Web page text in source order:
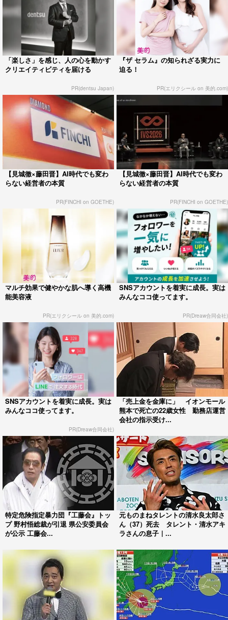
「楽しさ」を感じ、人の心を動かす
クリエイティビティを届ける
PR(dentsu Japan)
『ザ セラム』の知られざる実力に
迫る！
PR(エリクシール on 美的.com)
【見城徹×藤田晋】AI時代でも変わ
らない経営者の本質
PR(FINCHI on GOETHE)
【見城徹×藤田晋】AI時代でも変わ
らない経営者の本質
PR(FINCHI on GOETHE)
マルチ効果で健やかな肌へ導く高機
能美容液
PR(エリクシール on 美的.com)
SNSアカウントを着実に成長。実は
みんなココ使ってます。
PR(Dreaw合同会社)
SNSアカウントを着実に成長。実は
みんなココ使ってます。
PR(Dreaw合同会社)
「売上金を金庫に」 イオンモール
熊本で死亡の22歳女性 勤務店運営
会社の指示受け...
特定危険指定暴力団『工藤会』トッ
プ 野村悟総裁が引退 県公安委員会
が公示 工藤会...
元ものまねタレントの清水良太郎さ
ん（37）死去 タレント・清水アキ
ラさんの息子｜...